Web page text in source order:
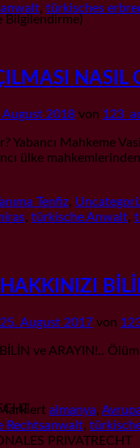
Bilgilendirme)
PRIVATRECHT
, türkisches
NASIL
August 2018 von
Yabancı Mahkeme
ülke
Tenfiz,
, türkische Anwalt,
HAKKINIZI
25. August 2017 von
ve ARAYIN!..
almanya,
Rechtsanwalt,